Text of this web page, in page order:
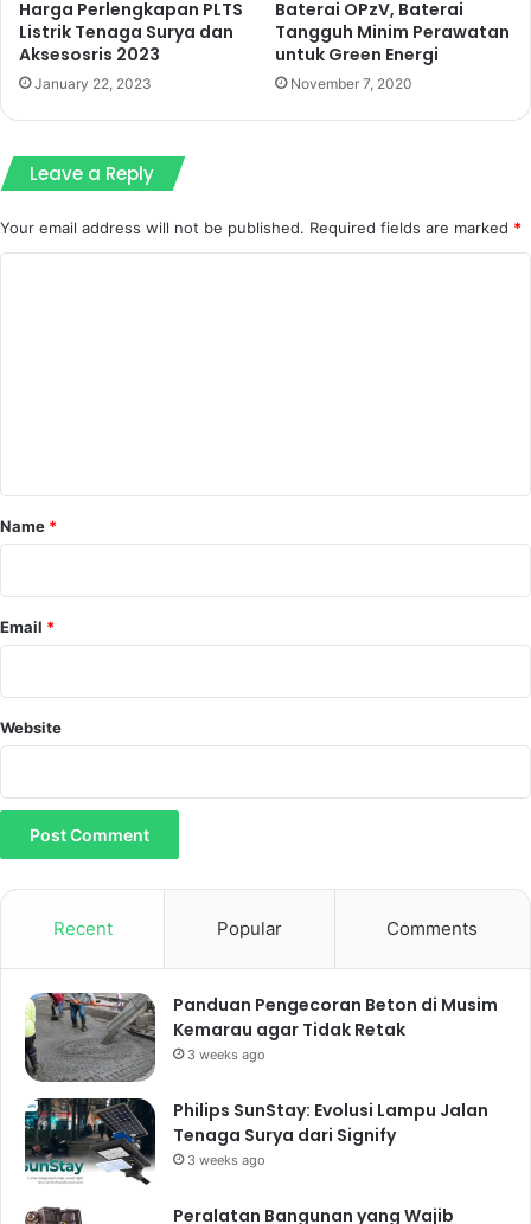
Harga Perlengkapan PLTS
Listrik Tenaga Surya dan
Aksesosris 2023
January 22, 2023
Baterai OPzV, Baterai
Tangguh Minim Perawatan
untuk Green Energi
November 7, 2020
Leave a Reply
Your email address will not be published. Required fields are marked *
*
Name *
Email *
Website
Recent Popular Comments
Panduan Pengecoran Beton di Musim
Kemarau agar Tidak Retak
3 weeks ago
Philips SunStay: Evolusi Lampu Jalan
Tenaga Surya dari Signify
3 weeks ago
Peralatan Bangunan yang Wajib